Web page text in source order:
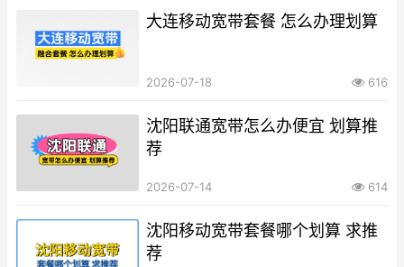
大连移动宽带套餐 怎么办理划算
2026-07-18 616
沈阳联通宽带怎么办便宜 划算推
荐
2026-07-14 614
沈阳移动宽带套餐哪个划算 求推
荐